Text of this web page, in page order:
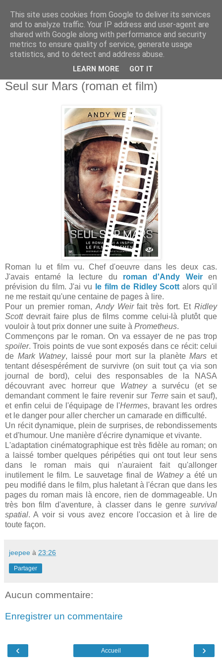
Seul sur Mars (roman et film)
Roman lu et film vu. Chef d'oeuvre dans les deux cas.
J'avais entamé la lecture du roman d'Andy Weiren
prévision du film. J'ai vu
le film de Ridley Scott alors qu'il
ne me restait qu'une centaine de pages à lire.
Pour un premier roman, Andy Weirfait très fort. EtRidley
Scottdevrait faire plus de films comme celui-là plutôt que
vouloir à tout prix donner une suite à Prometheus.
Commençons par le roman. On va essayer de ne pas trop
spoiler. Trois points de vue sont exposés dans ce récit: celui
de Mark Watney, laissé pour mort sur la planèteMarset
tentant désespérément de survivre (on suit tout ça via son
journal de bord), celui des responsables de la NASA
découvrant avec horreur que Watneya survécu (et se
demandant comment le faire revenir sur Terresain et sauf),
et enfin celui de l'équipage de l'Hermes, bravant les ordres
et le danger pour aller chercher un camarade en difficulté.
Un récit dynamique, plein de surprises, de rebondissements
et d'humour. Une manière d'écrire dynamique et vivante.
L'adaptation cinématographique est très fidèle au roman; on
a laissé tomber quelques péripéties qui ont tout leur sens
dans le roman mais qui n'auraient fait qu'allonger
inutilement le film. Le sauvetage final de Watney a été un
peu modifié dans le film, plus haletant à l'écran que dans les
pages du roman mais là encore, rien de dommageable. Un
très bon film d'aventure, à classer dans le genre survival
spatial. A voir si vous avez encore l'occasion et à lire de
toute façon.
jeepee à 23:26
Partager
Aucun commentaire:
Enregistrer un commentaire
‹ ›
Accueil
This site uses cookies from Google to deliver its services
and to analyze traffic. Your IP address and user-agent are
shared with Google along with performance and security
metrics to ensure quality of service, generate usage
statistics, and to detect and address abuse.
LEARN MORE GOT IT